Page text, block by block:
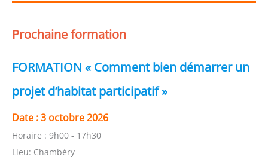
Prochaine formation
FORMATION « Comment bien démarrer un
projet d’habitat participatif »
Date :3 octobre 2026
Horaire : 9h00 - 17h30
Lieu: Chambéry